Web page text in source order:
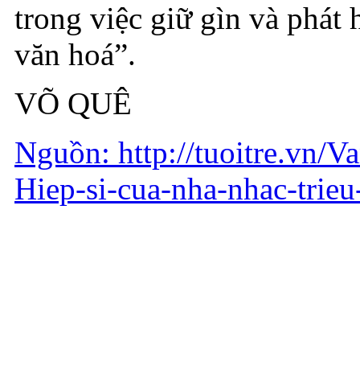
trong việc giữ gìn và phát
văn hoá”.
VÕ QUÊ
Nguồn: http://tuoitre.vn/
Hiep-si-cua-nha-nhac-